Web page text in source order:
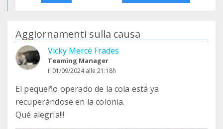
Aggiornamenti sulla causa
Vicky Mercé Frades
Teaming Manager
il 01/09/2024 alle 21:18h
El pequeño operado de la cola está ya
recuperándose en la colonia.
Qué alegría!!!